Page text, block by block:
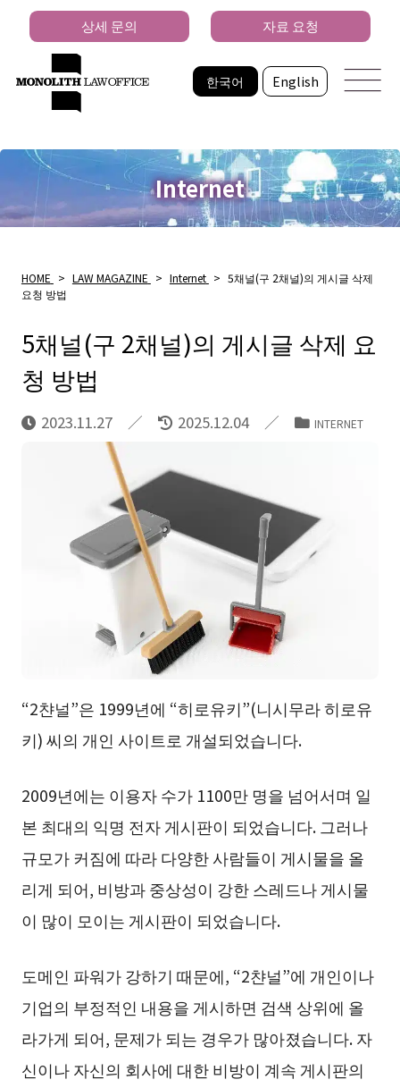
한국어 English
상세 문의 자료 요청
Internet
HOME > LAW MAGAZINE > Internet > 5채널(구 2채널)의 게시글 삭제
요청 방법
5채널(구 2채널)의 게시글 삭제 요
청 방법
2023.11.27 2025.12.04 INTERNET
“2챤널”은 1999년에 “히로유키”(니시무라 히로유
키) 씨의 개인 사이트로 개설되었습니다.
2009년에는 이용자 수가 1100만 명을 넘어서며 일
본 최대의 익명 전자 게시판이 되었습니다. 그러나
규모가 커짐에 따라 다양한 사람들이 게시물을 올
리게 되어, 비방과 중상성이 강한 스레드나 게시물
이 많이 모이는 게시판이 되었습니다.
도메인 파워가 강하기 때문에, “2챤널”에 개인이나
기업의 부정적인 내용을 게시하면 검색 상위에 올
라가게 되어, 문제가 되는 경우가 많아졌습니다. 자
신이나 자신의 회사에 대한 비방이 계속 게시판의